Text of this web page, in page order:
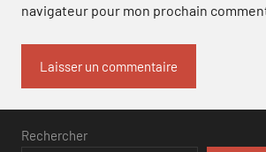
navigateur pour mon prochain
Rechercher